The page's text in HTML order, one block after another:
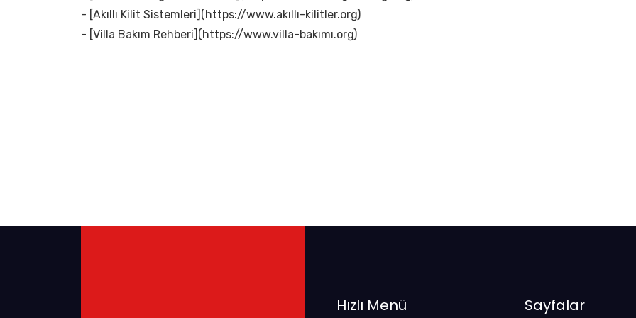
- [Akıllı Kilit Sistemleri](https://www.akıllı-kilitler.org)
- [Villa Bakım Rehberi](https://www.villa-bakımı.org)
Hızlı Menü Sayfalar